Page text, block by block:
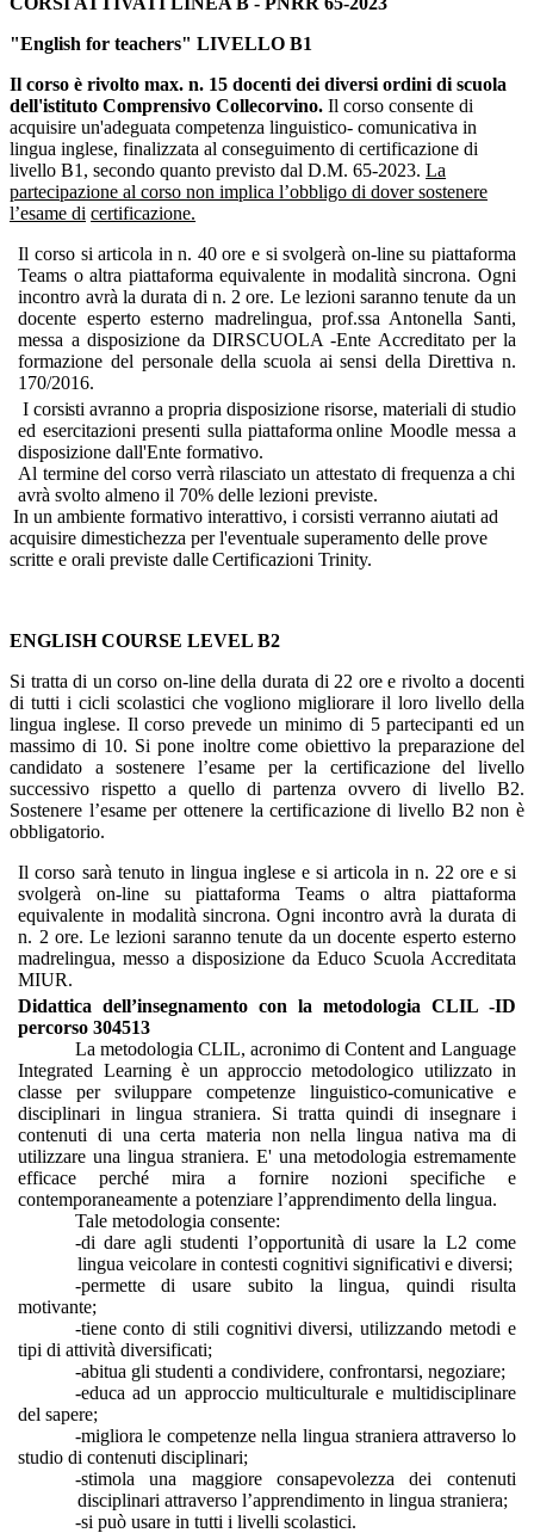
"English for teachers" LIVELLO B1
Il corso è rivolto max. n. 15 docenti dei diversi ordini di scuola
dell'istituto Comprensivo Collecorvino. Il corso consente di
acquisire un'adeguata competenza linguistico- comunicativa in
lingua inglese, finalizzata al conseguimento di certificazione di
livello B1, secondo quanto previsto dal D.M. 65-2023.La
partecipazione al corso non implica l’obbligo di dover sostenere
l’esame di certificazione.
Il corso si articola in n. 40 ore e si svolgerà on-line su piattaforma
Teams o altra piattaforma equivalente in modalità sincrona. Ogni
incontro avrà la durata di n. 2 ore. Le lezioni saranno tenute da un
docente esperto esterno madrelingua, prof.ssa Antonella Santi,
messa a disposizione da DIRSCUOLA -Ente Accreditato per la
formazione del personale della scuola ai sensi della Direttiva n.
170/2016.
I corsisti avranno a propria disposizione risorse, materiali di studio
ed esercitazioni presenti sulla piattaforma online Moodle messa a
disposizione dall'Ente formativo.
Al termine del corso verrà rilasciato un attestato di frequenza a chi
avrà svolto almeno il 70% delle lezioni previste.
In un ambiente formativo interattivo, i corsisti verranno aiutati ad
acquisire dimestichezza per l'eventuale superamento delle prove
scritte e orali previste dalle Certificazioni Trinity.
ENGLISH COURSE LEVEL B2
Si tratta di un corso on-line della durata di 22 ore e rivolto a docenti
di tutti i cicli scolastici che vogliono migliorare il loro livello della
lingua inglese. Il corso prevede un minimo di 5 partecipanti ed un
massimo di 10. Si pone inoltre come obiettivo la preparazione del
candidato a sostenere l’esame per la certificazione del livello
successivo rispetto a quello di partenza ovvero di livello B2.
Sostenere l’esame per ottenere la certificazione di livello B2 non è
obbligatorio.
Il corso sarà tenuto in lingua inglese e si articola in n. 22 ore e si
svolgerà on-line su piattaforma Teams o altra piattaforma
equivalente in modalità sincrona. Ogni incontro avrà la durata di
n. 2 ore. Le lezioni saranno tenute da un docente esperto esterno
madrelingua, messo a disposizione da Educo Scuola Accreditata
MIUR.
Didattica dell’insegnamento con la metodologia CLIL -ID
percorso 304513
La metodologia CLIL, acronimo di Content and Language
Integrated Learning è un approccio metodologico utilizzato in
classe per sviluppare competenze linguistico-comunicative e
disciplinari in lingua straniera. Si tratta quindi di insegnare i
contenuti di una certa materia non nella lingua nativa ma di
utilizzare una lingua straniera. E' una metodologia estremamente
efficace perché mira a fornire nozioni specifiche e
contemporaneamente a potenziare l’apprendimento della lingua.
Tale metodologia consente:
-di dare agli studenti l’opportunità di usare la L2 come
lingua veicolare in contesti cognitivi significativi e diversi;
-permette di usare subito la lingua, quindi risulta
motivante;
-tiene conto di stili cognitivi diversi, utilizzando metodi e
tipi di attività diversificati;
-abitua gli studenti a condividere, confrontarsi, negoziare;
-educa ad un approccio multiculturale e multidisciplinare
del sapere;
-migliora le competenze nella lingua straniera attraverso lo
studio di contenuti disciplinari;
-stimola una maggiore consapevolezza dei contenuti
disciplinari attraverso l’apprendimento in lingua straniera;
-si può usare in tutti i livelli scolastici.